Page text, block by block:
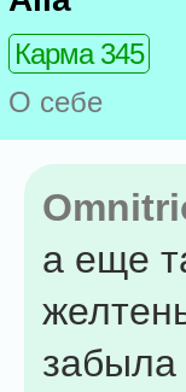
Карма 345
О себе
а еще
забыла